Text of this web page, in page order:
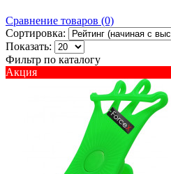
Сравнение товаров (0)
Сортировка:
Показать:
Фильтр по каталогу
Акция